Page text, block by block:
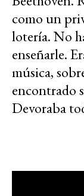
como un
lotería. No
enseñarle.
música,
encontrado
Devoraba